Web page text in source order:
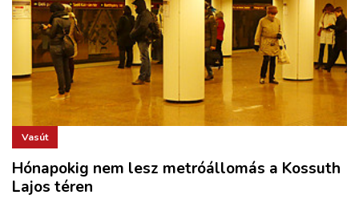
Vasút
Hónapokig nem lesz metróállomás a Kossuth
Lajos téren